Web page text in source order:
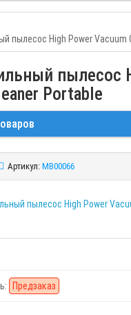
пылесос High Power Vacuum
пылесос
Portable
Артикул: MB00066
Предзаказ